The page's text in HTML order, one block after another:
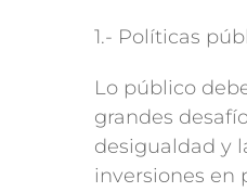
1.- Políticas
Lo público
grandes
desigualdad y
inversiones en